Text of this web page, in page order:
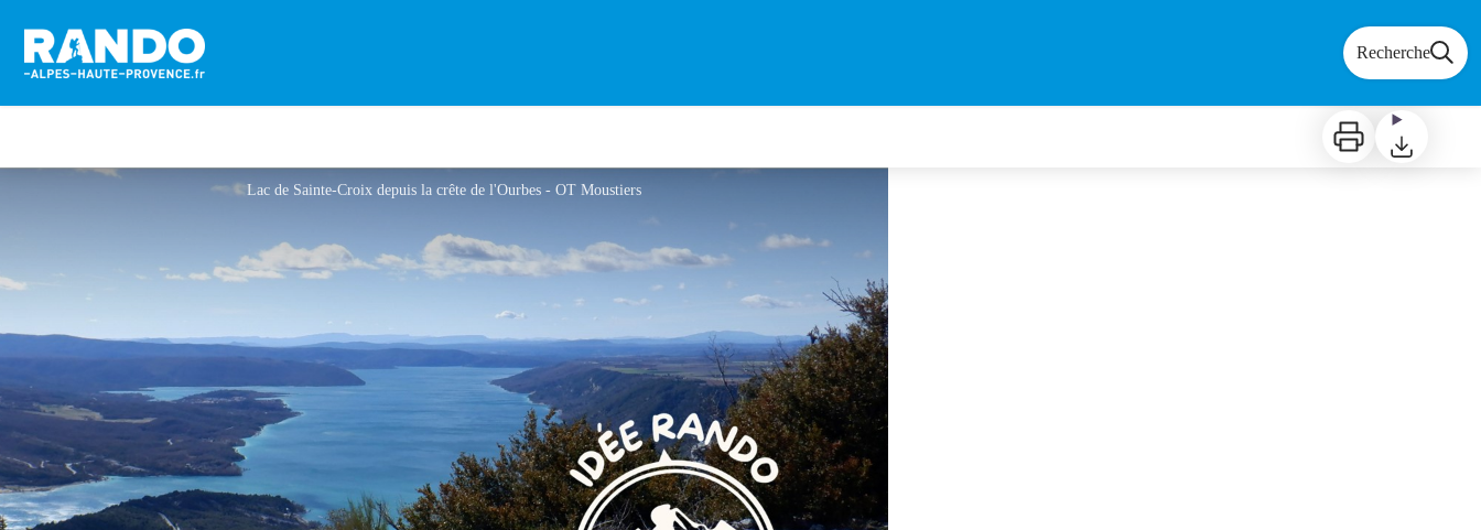
Recherche
Imprimer Télécharger
Lac de Sainte-Croix depuis la crête de l'Ourbes - OT Moustiers